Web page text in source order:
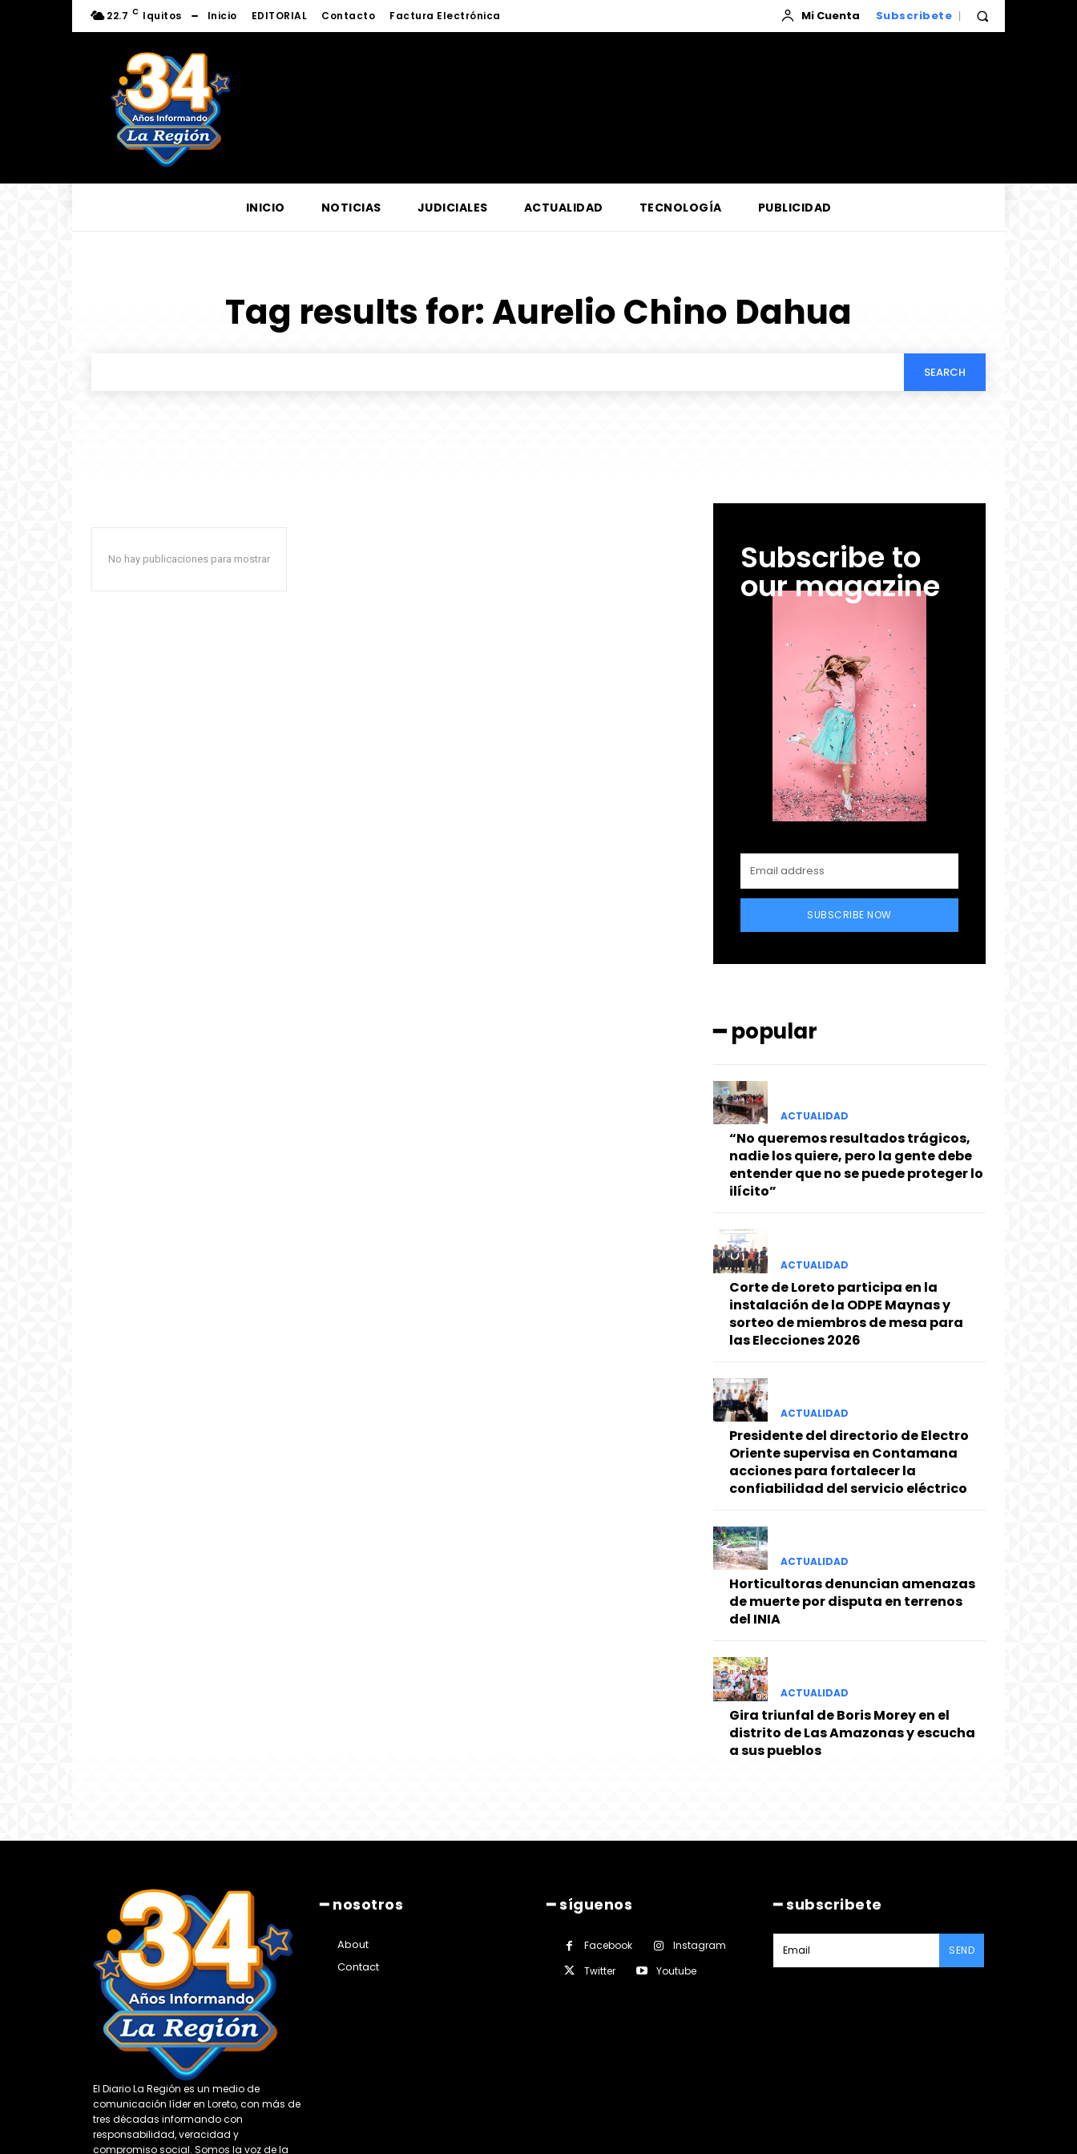
22.7 C Iquitos Inicio EDITORIAL Contacto Factura Electrónica Mi Cuenta Subscribete
INICIO NOTICIAS JUDICIALES ACTUALIDAD TECNOLOGÍA PUBLICIDAD
Tag results for:Aurelio Chino Dahua
SEARCH
No hay publicaciones para mostrar Subscribe to
our magazine
SUBSCRIBE NOW
━ popular
ACTUALIDAD
“No queremos resultados trágicos,
nadie los quiere, pero la gente debe
entender que no se puede proteger lo
ilícito”
ACTUALIDAD
Corte de Loreto participa en la
instalación de la ODPE Maynas y
sorteo de miembros de mesa para
las Elecciones 2026
ACTUALIDAD
Presidente del directorio de Electro
Oriente supervisa en Contamana
acciones para fortalecer la
confiabilidad del servicio eléctrico
ACTUALIDAD
Horticultoras denuncian amenazas
de muerte por disputa en terrenos
del INIA
ACTUALIDAD
Gira triunfal de Boris Morey en el
distrito de Las Amazonas y escucha
a sus pueblos
El Diario La Región es un medio de
comunicación líder en Loreto, con más de
tres décadas informando con
responsabilidad, veracidad y
compromiso social. Somos la voz de la
━ nosotros
About
Contact
━ síguenos
Facebook
Instagram
Twitter
Youtube
━ subscribete
SEND